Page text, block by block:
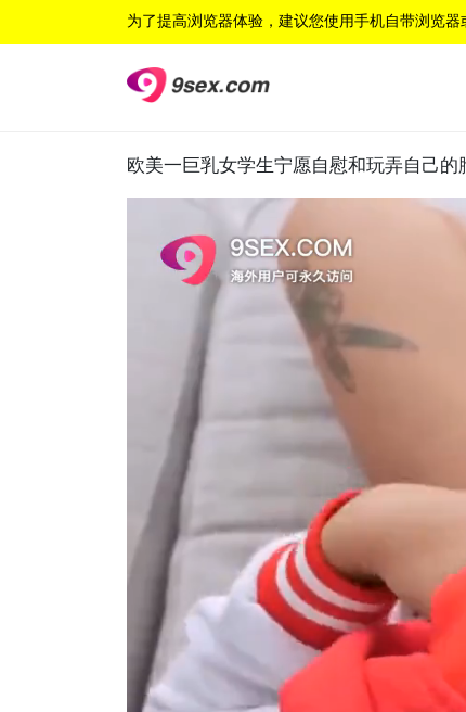
为了提高浏览器体验，建议您使用手机自带浏览器
欧美一巨乳女学生宁愿自慰和玩弄自己